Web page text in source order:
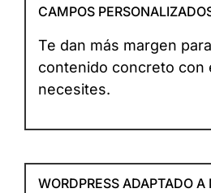
CAMPOS
Te dan más margen
contenido concreto con
necesites.
WORDPRESS ADAPTADO A